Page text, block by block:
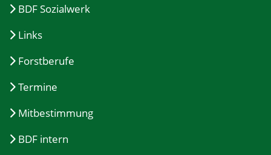
BDF Sozialwerk
Links
Forstberufe
Termine
Mitbestimmung
BDF intern